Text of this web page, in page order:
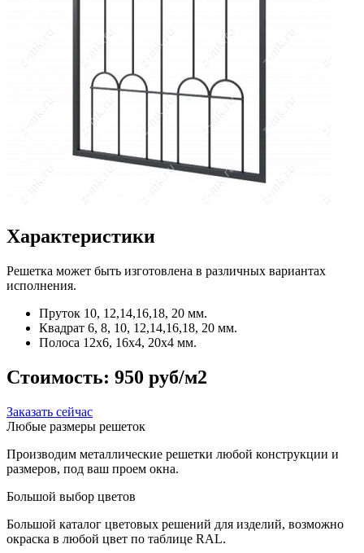
Характеристики
Решетка может быть изготовлена в различных вариантах
исполнения.
Пруток 10, 12,14,16,18, 20 мм.
Квадрат 6, 8, 10, 12,14,16,18, 20 мм.
Полоса 12x6, 16x4, 20x4 мм.
Стоимость: 950 руб/м2
Заказать сейчас
Любые размеры решеток
Производим металлические решетки любой конструкции и
размеров, под ваш проем окна.
Большой выбор цветов
Большой каталог цветовых решений для изделий, возможно
окраска в любой цвет по таблице RAL.